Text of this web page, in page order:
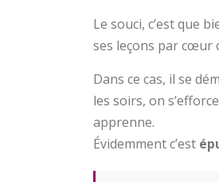
Le souci, c’est que
ses leçons par cœur
Dans ce cas, il se
les soirs, on
apprenne.
Évidemment c’est